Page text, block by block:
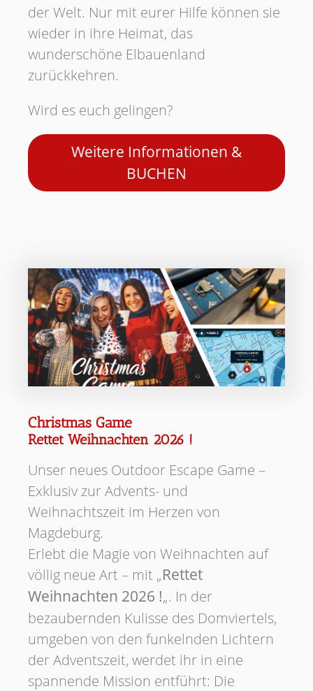
der Welt. Nur mit eurer Hilfe können sie
wieder in ihre Heimat, das
wunderschöne Elbauenland
zurückkehren.
Wird es euch gelingen?
Weitere Informationen &
BUCHEN
Christmas Game
Rettet Weihnachten 2026 !
Unser neues Outdoor Escape Game –
Exklusiv zur Advents- und
Weihnachtszeit im Herzen von
Magdeburg.
Erlebt die Magie von Weihnachten auf
völlig neue Art – mit „Rettet
Weihnachten 2026 !„. In der
bezaubernden Kulisse des Domviertels,
umgeben von den funkelnden Lichtern
der Adventszeit, werdet ihr in eine
spannende Mission entführt: Die